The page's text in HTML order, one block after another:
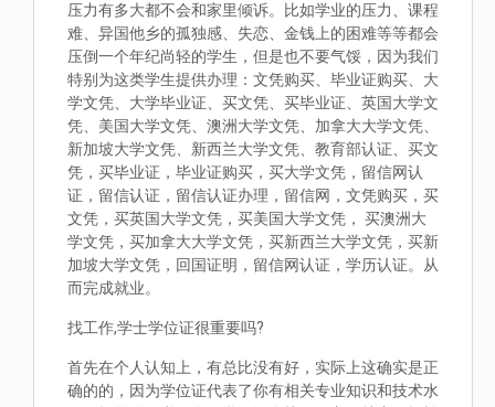
压力有多大都不会和家里倾诉。比如学业的压力、课程
难、异国他乡的孤独感、失恋、金钱上的困难等等都会
压倒一个年纪尚轻的学生，但是也不要气馁，因为我们
特别为这类学生提供办理：文凭购买、毕业证购买、大
学文凭、大学毕业证、买文凭、买毕业证、英国大学文
凭、美国大学文凭、澳洲大学文凭、加拿大大学文凭、
新加坡大学文凭、新西兰大学文凭、教育部认证、买文
凭，买毕业证，毕业证购买，买大学文凭，留信网认
证，留信认证，留信认证办理，留信网，文凭购买，买
文凭，买英国大学文凭，买美国大学文凭， 买澳洲大
学文凭，买加拿大大学文凭，买新西兰大学文凭，买新
加坡大学文凭，回国证明，留信网认证，学历认证。从
而完成就业。
找工作,学士学位证很重要吗?
首先在个人认知上，有总比没有好，实际上这确实是正
确的的，因为学位证代表了你有相关专业知识和技术水